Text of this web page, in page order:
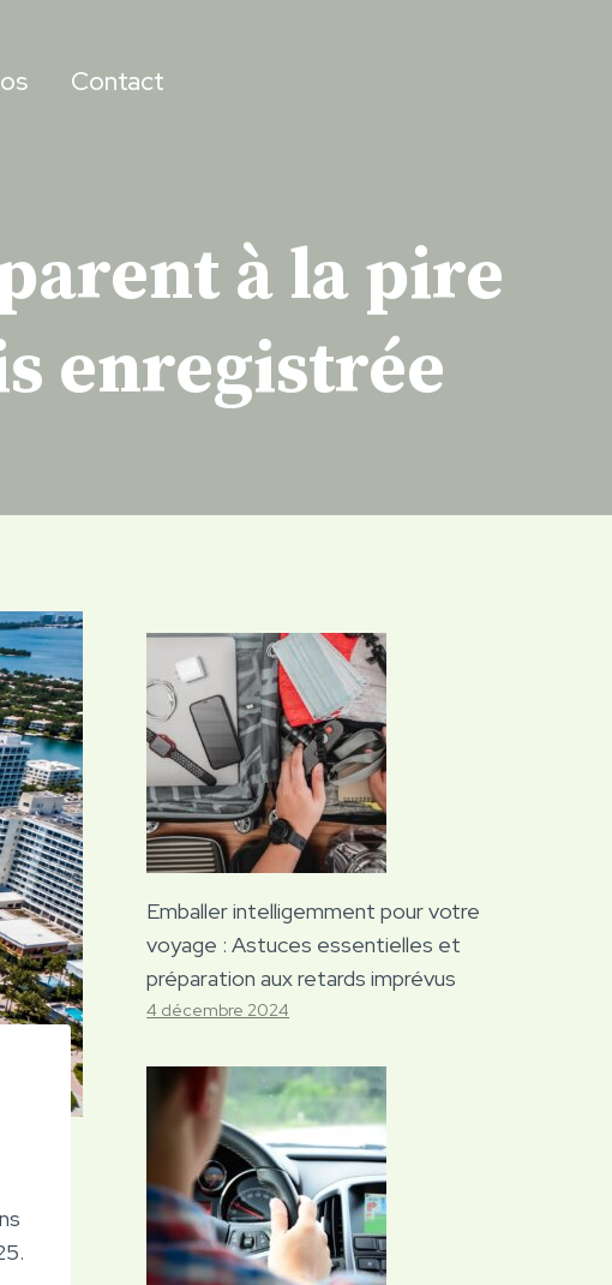
Contact
à la pire
enregistrée
Emballer intelligemment pour votre
voyage : Astuces essentielles et
préparation aux retards imprévus
4 décembre 2024